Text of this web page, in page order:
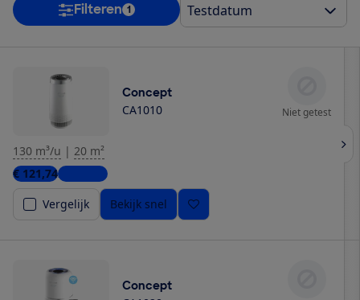
Filteren 1
Concept
CA1010 Niet getest
130 m³/u | 20 m²
€ 121,742 winkels
Vergelijk
Bekijk snel
Concept